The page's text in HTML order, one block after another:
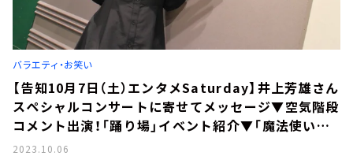
バラエティ・お笑い
【告知10月7日（土）エンタメSaturday】井上芳雄さん
スペシャルコンサートに寄せてメッセージ▼空気階段
コメント出演！「踊り場」イベント紹介▼「魔法使いア
キットのマジカルラジオ」ゲストはフレアバーテンダ
2023.10.06